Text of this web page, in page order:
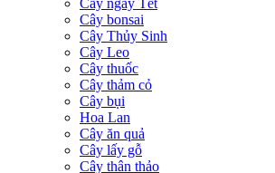
Cây ngày Tết
Cây bonsai
Cây Thủy Sinh
Cây Leo
Cây thuốc
Cây thảm cỏ
Cây bụi
Hoa Lan
Cây ăn quả
Cây lấy gỗ
Cây thân thảo